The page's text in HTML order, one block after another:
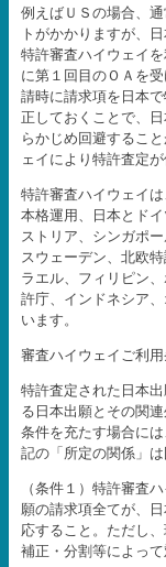
例えばＵＳの場合、
トがかかりますが、
特許審査ハイウェイ
に第１回目のＯＡを
請時に請求項を日本
正しておくことで、
らかじめ回避するこ
ェイにより特許査定
特許審査ハイウェイ
本格運用、日本とド
ストリア、シンガポ
スウェーデン、北欧
ラエル、フィリピン
許庁、インドネシア
います。
審査ハイウェイご利
特許査定された日本
る日本出願とその関
条件を充たす場合に
記の「所定の関係」は
（条件１）特許審査
願の請求項全てが、
応すること。ただし
補正・分割等によって